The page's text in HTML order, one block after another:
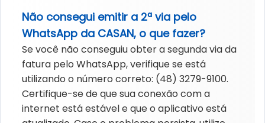
Não consegui emitir a 2ª via pelo
WhatsApp da CASAN, o que fazer?
Se você não conseguiu obter a segunda via da
fatura pelo WhatsApp, verifique se está
utilizando o número correto: (48) 3279-9100.
Certifique-se de que sua conexão com a
internet está estável e que o aplicativo está